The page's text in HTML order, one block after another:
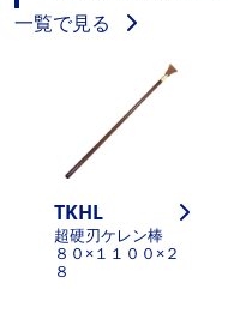
一覧で見る
TKHL
超硬刃ケレン棒
８０×１１００×２
８